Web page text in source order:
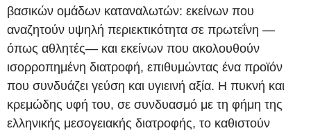
βασικών ομάδων καταναλωτών: εκείνων που
αναζητούν υψηλή περιεκτικότητα σε πρωτεΐνη —
όπως αθλητές— και εκείνων που ακολουθούν
ισορροπημένη διατροφή, επιθυμώντας ένα προϊόν
που συνδυάζει γεύση και υγιεινή αξία. Η πυκνή και
κρεμώδης υφή του, σε συνδυασμό με τη φήμη της
ελληνικής μεσογειακής διατροφής, το καθιστούν